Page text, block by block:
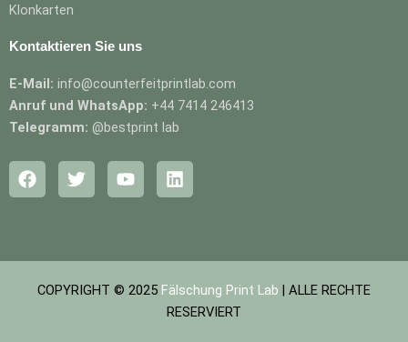
Klonkarten
Kontaktieren Sie uns
E-Mail: info@counterfeitprintlab.com
Anruf und WhatsApp: +44 7414 246413
Telegramm: @bestprint lab
F
a
o
T
w
e
Y
o
b
L
i
d
n
COPYRIGHT © 2025 Fälschung Print Lab | ALLE RECHTE
RESERVIERT